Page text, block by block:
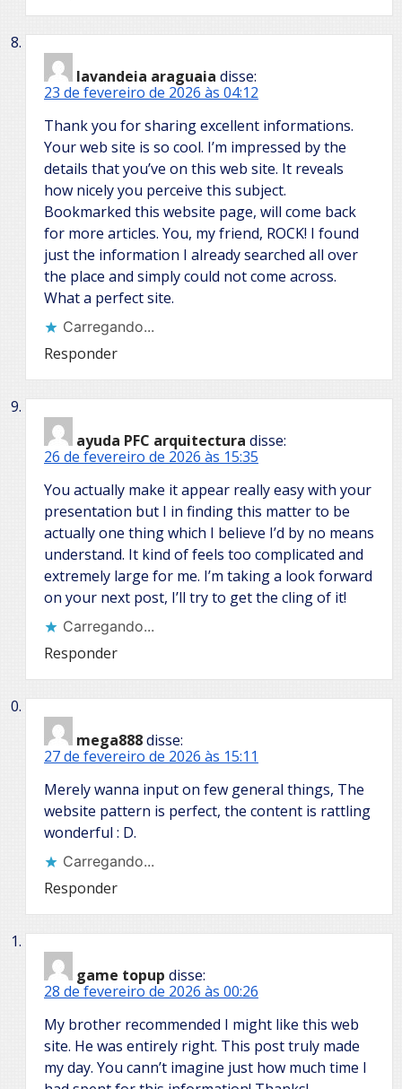
lavandeia araguaia disse:
23 de fevereiro de 2026 às 04:12
Thank you for sharing excellent informations.
Your web site is so cool. I’m impressed by the
details that you’ve on this web site. It reveals
how nicely you perceive this subject.
Bookmarked this website page, will come back
for more articles. You, my friend, ROCK! I found
just the information I already searched all over
the place and simply could not come across.
What a perfect site.
Carregando...
Responder
ayuda PFC arquitectura disse:
26 de fevereiro de 2026 às 15:35
You actually make it appear really easy with your
presentation but I in finding this matter to be
actually one thing which I believe I’d by no means
understand. It kind of feels too complicated and
extremely large for me. I’m taking a look forward
on your next post, I’ll try to get the cling of it!
Carregando...
Responder
mega888disse:
27 de fevereiro de 2026 às 15:11
Merely wanna input on few general things, The
website pattern is perfect, the content is rattling
wonderful : D.
Carregando...
Responder
game topup disse:
28 de fevereiro de 2026 às 00:26
My brother recommended I might like this web
site. He was entirely right. This post truly made
my day. You cann’t imagine just how much time I